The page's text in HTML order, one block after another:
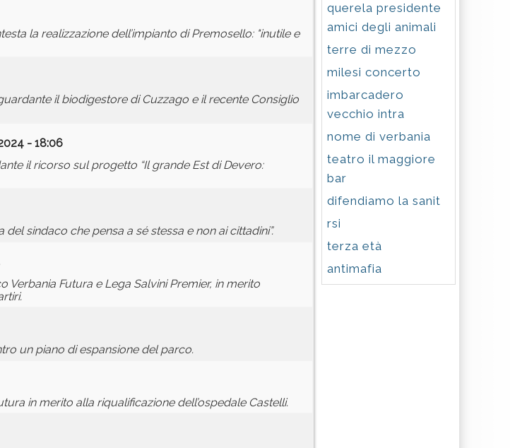
la realizzazione dell’impianto di Premosello: "inutile e
il biodigestore di Cuzzago e il recente Consiglio
- 18:06
il ricorso sul progetto “Il grande Est di Devero:
sindaco che pensa a sé stessa e non ai cittadini”.
Verbania Futura e Lega Salvini Premier, in merito
un piano di espansione del parco.
in merito alla riqualificazione dell’ospedale Castelli.
querela presidente
amici degli animali
terre di mezzo
milesi concerto
imbarcadero
vecchio intra
nome di verbania
teatro il maggiore
bar
difendiamo la sanit
rsi
terza età
antimafia